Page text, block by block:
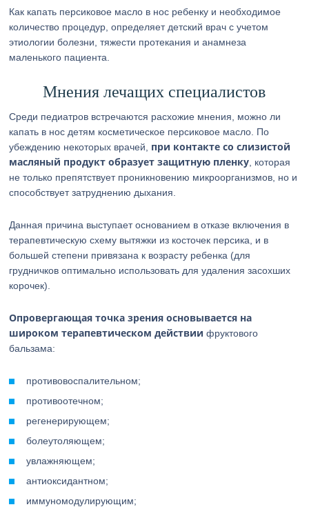
Как капать персиковое масло в нос ребенку и необходимое
количество процедур, определяет детский врач с учетом
этиологии болезни, тяжести протекания и анамнеза
маленького пациента.
Мнения лечащих специалистов
Среди педиатров встречаются расхожие мнения, можно ли
капать в нос детям косметическое персиковое масло. По
убеждению некоторых врачей, при контакте со слизистой
масляный продукт образует защитную пленку , которая
не только препятствует проникновению микроорганизмов, но и
способствует затруднению дыхания.
Данная причина выступает основанием в отказе включения в
терапевтическую схему вытяжки из косточек персика, и в
большей степени привязана к возрасту ребенка (для
грудничков оптимально использовать для удаления засохших
корочек).
Опровергающая точка зрения основывается на
широком терапевтическом действии фруктового
бальзама:
противовоспалительном;
противоотечном;
регенерирующем;
болеутоляющем;
увлажняющем;
антиоксидантном;
иммуномодулирующим;